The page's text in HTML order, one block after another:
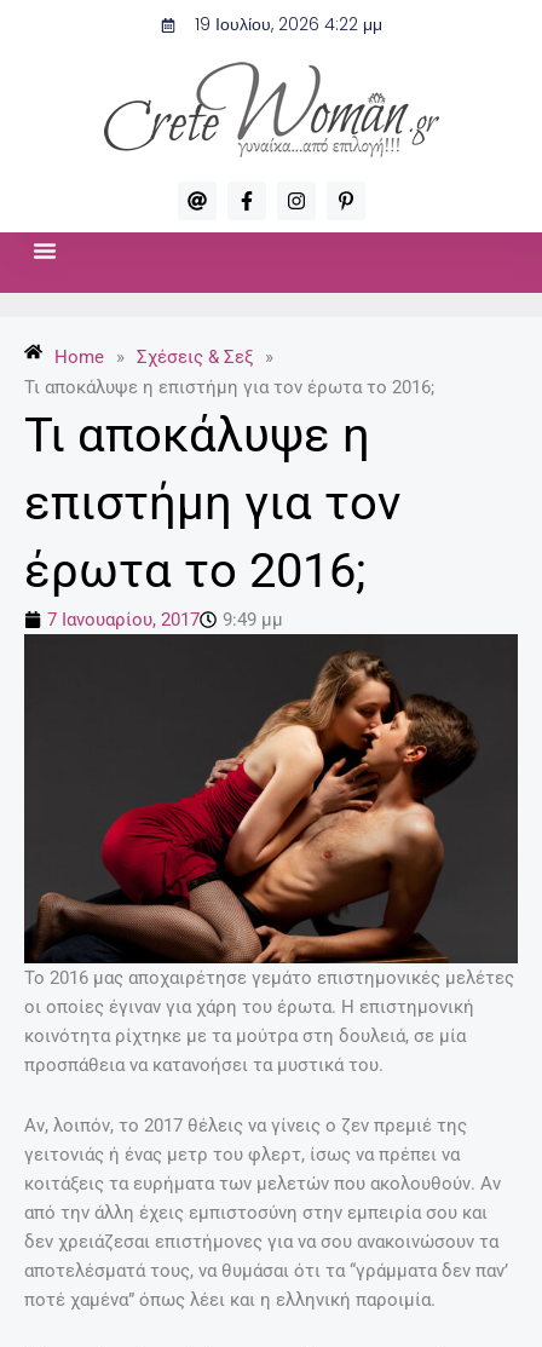
19 Ιουλίου, 2026 4:22 μμ
A
t
F
a
c
-
f
I
n
s
P
i
n
p
Home » Σχέσεις & Σεξ
»
Τι αποκάλυψε η επιστήμη για τον έρωτα το 2016;
Τι αποκάλυψε η
επιστήμη για τον
έρωτα το 2016;
7 Ιανουαρίου, 2017 9:49 μμ
Το 2016 μας αποχαιρέτησε γεμάτο επιστημονικές μελέτες
οι οποίες έγιναν για χάρη του έρωτα. Η επιστημονική
κοινότητα ρίχτηκε με τα μούτρα στη δουλειά, σε μία
προσπάθεια να κατανοήσει τα μυστικά του.
Αν, λοιπόν, το 2017 θέλεις να γίνεις ο ζεν πρεμιέ της
γειτονιάς ή ένας μετρ του φλερτ, ίσως να πρέπει να
κοιτάξεις τα ευρήματα των μελετών που ακολουθούν. Αν
από την άλλη έχεις εμπιστοσύνη στην εμπειρία σου και
δεν χρειάζεσαι επιστήμονες για να σου ανακοινώσουν τα
αποτελέσματά τους, να θυμάσαι ότι τα “γράμματα δεν παν’
ποτέ χαμένα” όπως λέει και η ελληνική παροιμία.